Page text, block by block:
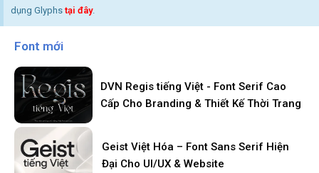
dụng Glyphs tại đây.
Font mới
DVN Regis tiếng Việt - Font Serif Cao
Cấp Cho Branding & Thiết Kế Thời Trang
Geist Việt Hóa – Font Sans Serif Hiện
Đại Cho UI/UX & Website